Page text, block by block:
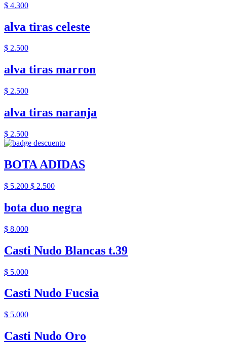
$ 4.300
alva tiras celeste
$ 2.500
alva tiras marron
$ 2.500
alva tiras naranja
$ 2.500
BOTA ADIDAS
$ 5.200 $ 2.500
bota duo negra
$ 8.000
Casti Nudo Blancas t.39
$ 5.000
Casti Nudo Fucsia
$ 5.000
Casti Nudo Oro